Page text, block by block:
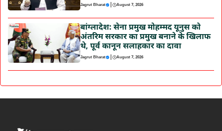
Jagrut Bharat | August 7, 2026
बांग्लादेश: सेना प्रमुख मोहम्मद यूनुस को
अंतरिम सरकार का प्रमुख बनाने के खिलाफ
थे, पूर्व कानून सलाहकार का दावा
Jagrut Bharat | August 7, 2026